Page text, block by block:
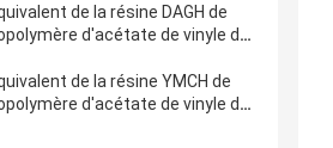
des encresde la résine DAGH de
d'acétate de vinyle de
dans les revêtements
de la résine YMCH de
d'acétate de vinyle de